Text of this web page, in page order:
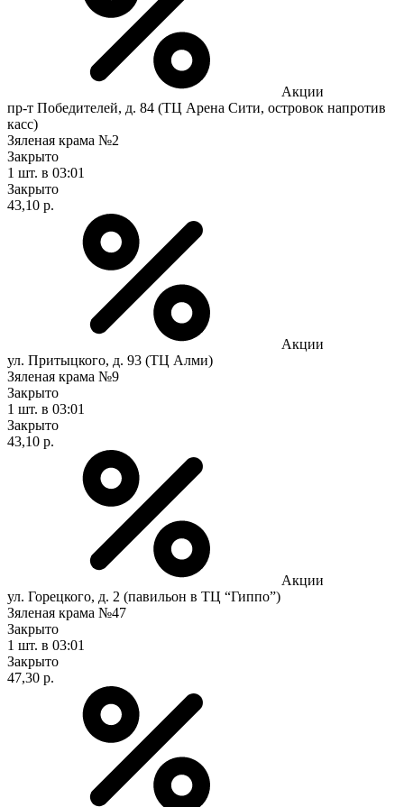
Акции
пр-т Победителей, д. 84 (ТЦ Арена Сити, островок напротив
касс)
Зяленая крама №2
Закрыто
1 шт. в 03:01
Закрыто
43,10 р.
Акции
ул. Притыцкого, д. 93 (ТЦ Алми)
Зяленая крама №9
Закрыто
1 шт. в 03:01
Закрыто
43,10 р.
Акции
ул. Горецкого, д. 2 (павильон в ТЦ “Гиппо”)
Зяленая крама №47
Закрыто
1 шт. в 03:01
Закрыто
47,30 р.